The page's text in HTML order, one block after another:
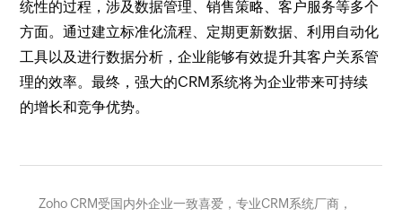
统性的过程，涉及数据管理、销售策略、客户服务等多个
方面。通过建立标准化流程、定期更新数据、利用自动化
工具以及进行数据分析，企业能够有效提升其客户关系管
理的效率。最终，强大的CRM系统将为企业带来可持续
的增长和竞争优势。
Zoho CRM受国内外企业一致喜爱，专业CRM系统厂商，